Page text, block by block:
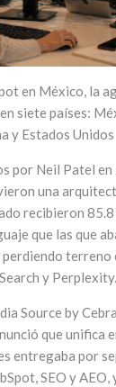
en México, la
siete países:
y Estados Unidos
por Neil Patel en
una
recibieron 85.8
que las que
terreno
y Perplexity.
Source by
que unifica
entregaba por
SEO y AEO,